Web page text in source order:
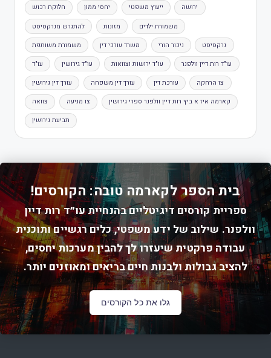
חלוקת רכוש יחסי ממון ייעוץ משפטי ירושה
להתגרש מנרקסיסט מזונות משמורת ילדים
משמורת משותפת משרד עורכי דין ניכור הורי נרקסיסט
עו"ד עו"ד גירושין עו"ד ירושות וצוואות עו"ד רות דיין וולפנר
עורך דין גירושין עורך דין משפחה עורכת דין צו הרחקה
צוואה צו מניעה קארמה איז א ביץ רות דיין וולפנר ספרי גירושין
תביעת גירושין
בית הספר לקארמה טובה: הקורסים!
ספריית קורסים דיגיטליים בהנחיית עו״ד רות דיין
וולפנר. שילוב של ידע משפטי, כלים רגשיים ותוכנית
עבודה פרקטית שיעזרו לך להבין מערכות יחסים,
להציב גבולות ולבנות חיים בריאים ומאוזנים יותר.
גלו את כל הקורסים